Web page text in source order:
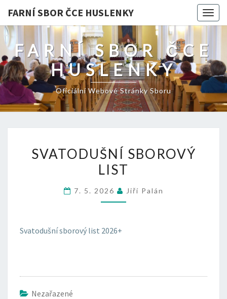
FARNÍ SBOR ČCE HUSLENKY
FARNÍ SBOR ČCE
HUSLENKY
Oficiální Webové Stránky Sboru
SBOROVÝ
LIST
SVATODUŠNÍ SBOROVÝ
LIST
7. 5. 2026 Jiří Palán
Svatodušní sborový list 2026+
Nezařazené